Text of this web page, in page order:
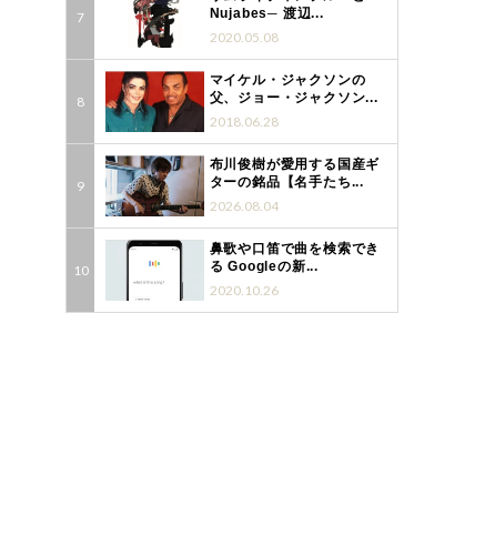
Nujabes─ 渡辺...
2020.05.08
マイケル・ジャクソンの
父、ジョー・ジャクソン...
2018.06.28
布川俊樹が愛用する国産ギ
ターの銘品【名手たち...
2026.08.04
鼻歌や口笛で曲を検索でき
る Googleの新...
2020.10.26